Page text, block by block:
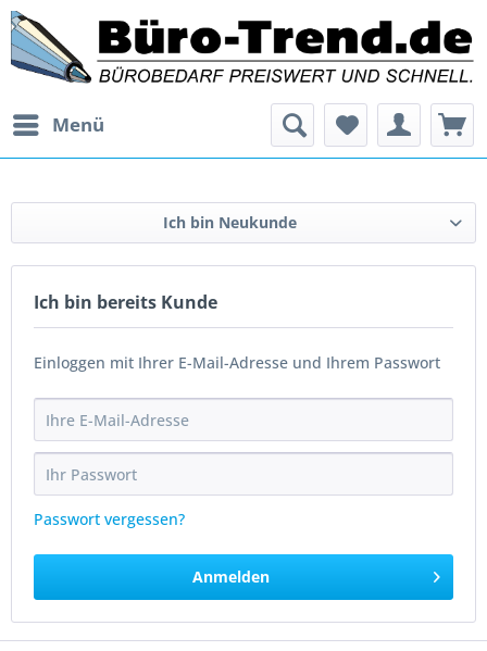
Menü
Ich bin Neukunde
Ich bin bereits Kunde
Einloggen mit Ihrer E-Mail-Adresse und Ihrem Passwort
Passwort vergessen?
Anmelden